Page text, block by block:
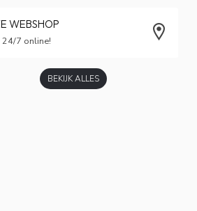
WEBSHOP
24/7 online!
BEKIJK ALLES